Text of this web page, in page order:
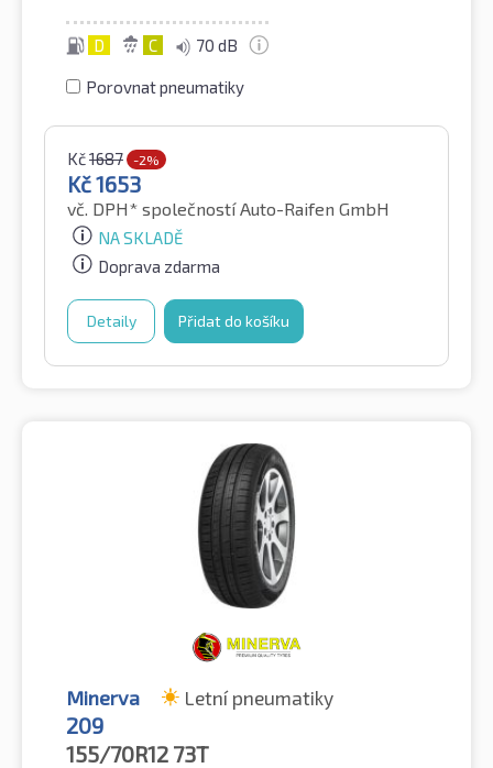
D C 70 dB
Porovnat pneumatiky
Kč1687 -2%
Kč1653
vč. DPH* společností Auto-Raifen GmbH
NA SKLADĚ
Doprava zdarma
Detaily Přidat do košíku
Minerva Letní pneumatiky
209
155/70R12 73T